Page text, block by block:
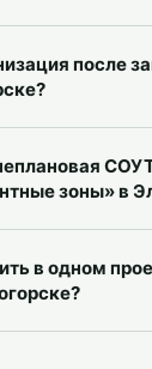
после
зоны» в
в одном